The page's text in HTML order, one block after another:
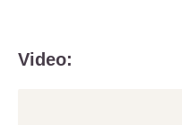
Video: